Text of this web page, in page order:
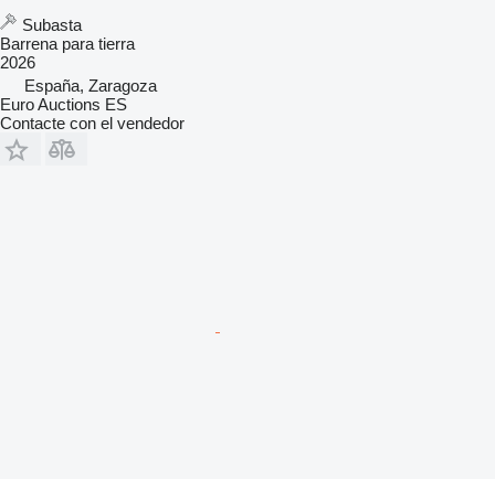
Subasta
Barrena para tierra
2026
España, Zaragoza
Euro Auctions ES
Contacte con el vendedor